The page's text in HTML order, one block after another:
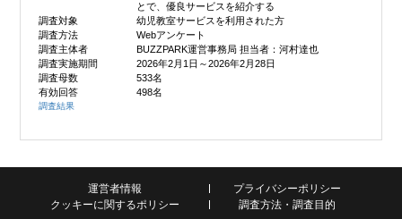
とで、優良サービスを紹介する
調査対象
幼児教室サービスを利用された方
調査方法
Webアンケート
調査主体者
BUZZPARK運営事務局 担当者：河村達也
調査実施期間
2026年2月1日～2026年2月28日
調査母数
533名
有効回答
498名
調査結果
運営者情報
プライバシーポリシー
クッキーに関するポリシー
調査方法・調査目的